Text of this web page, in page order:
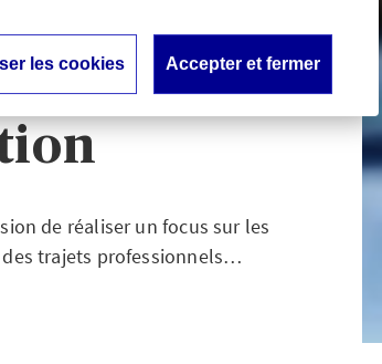
à
Baromètre
de réaliser un focus sur les
des trajets professionnels…
les cookies Accepter et fermer